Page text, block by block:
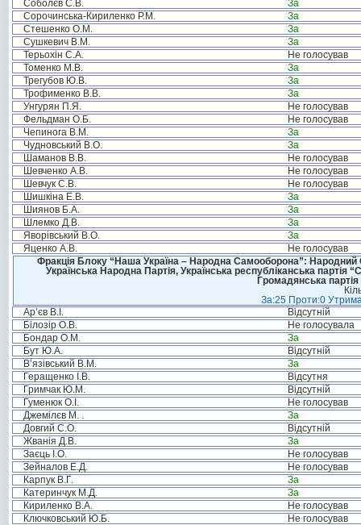
Соболєв С.В.
За
Сорочинська-Кириленко Р.М.
За
Стешенко О.М.
За
Сушкевич В.М.
За
Терьохін С.А.
Не голосував
Томенко М.В.
За
Трегубов Ю.В.
За
Трофименко В.В.
За
Унгурян П.Я.
Не голосував
Фельдман О.Б.
Не голосував
Чепинога В.М.
За
Чудновський В.О.
За
Шаманов В.В.
Не голосував
Шевченко А.В.
Не голосував
Шевчук С.В.
Не голосував
Шишкіна Е.В.
За
Шиянов Б.А.
За
Шлемко Д.В.
За
Яворівський В.О.
За
Яценко А.В.
Не голосував
Фракція Блоку “Наша Україна – Народна Самооборона”: Народний
Українська Народна Партія, Українська республіканська
Громадянська
За:25 Проти:0
Ар’єв В.І.
Відсутній
Білозір О.В.
Не голосувала
Бондар О.М.
За
Бут Ю.А.
Відсутній
В’язівський В.М.
За
Геращенко І.В.
Відсутня
Гримчак Ю.М.
Відсутній
Гуменюк О.І.
Не голосував
Джемілєв М. .
За
Довгий С.О.
Відсутній
Жванія Д.В.
За
Заєць І.О.
Не голосував
Зейналов Е.Д.
Не голосував
Карпук В.Г.
За
Катеринчук М.Д.
За
Кириленко В.А.
Не голосував
Ключковський Ю.Б.
Не голосував